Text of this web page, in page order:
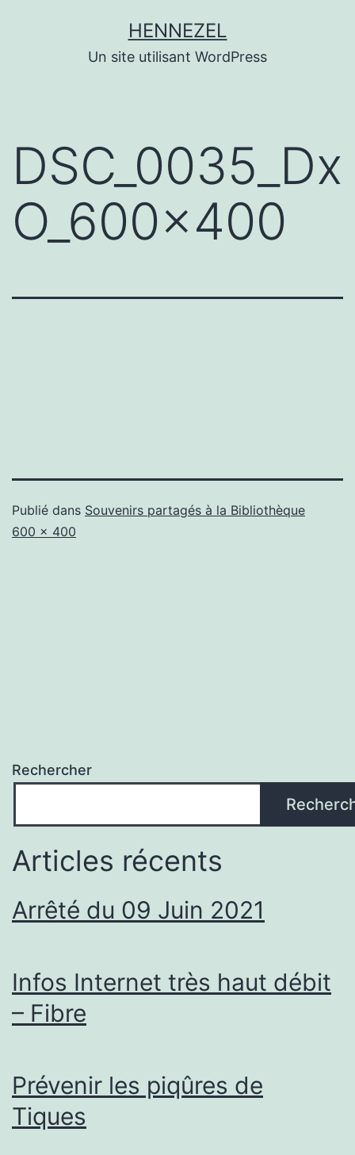
HENNEZEL
Un site utilisant WordPress
DSC_0035_Dx
O_600x400
Publié dans Souvenirs partagés à la Bibliothèque
Taille
600 × 400
Rechercher
Articles récents
Arrêté du 09 Juin 2021
Infos Internet très haut débit
– Fibre
Prévenir les piqûres de
Tiques